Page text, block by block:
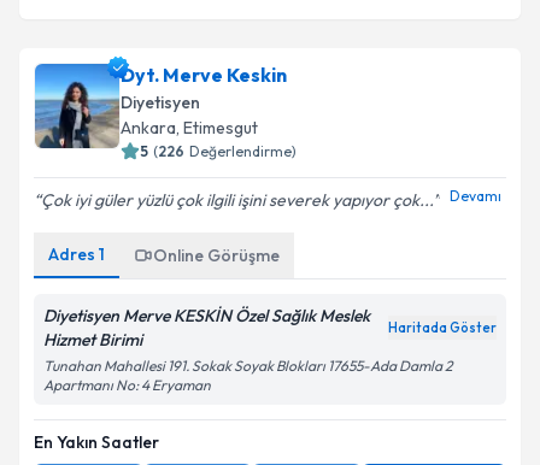
Dyt. Merve Keskin
Diyetisyen
Ankara, Etimesgut
5 (226 Değerlendirme)
Çok iyi güler yüzlü çok ilgili işini severek yapıyor çok... Devamı
Adres 1 Online Görüşme
Diyetisyen Merve KESKİN Özel Sağlık Meslek
Hizmet Birimi
Haritada Göster
Tunahan Mahallesi 191. Sokak Soyak Blokları 17655-Ada Damla 2
Apartmanı No: 4 Eryaman
En Yakın Saatler